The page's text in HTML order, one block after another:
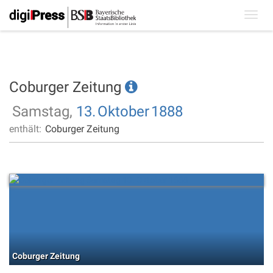
Coburger Zeitung
Samstag, 13.Oktober1888
enthält: Coburger Zeitung
Coburger Zeitung